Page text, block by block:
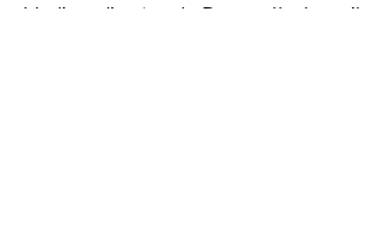
Medina, director de Desarrollo Juvenil